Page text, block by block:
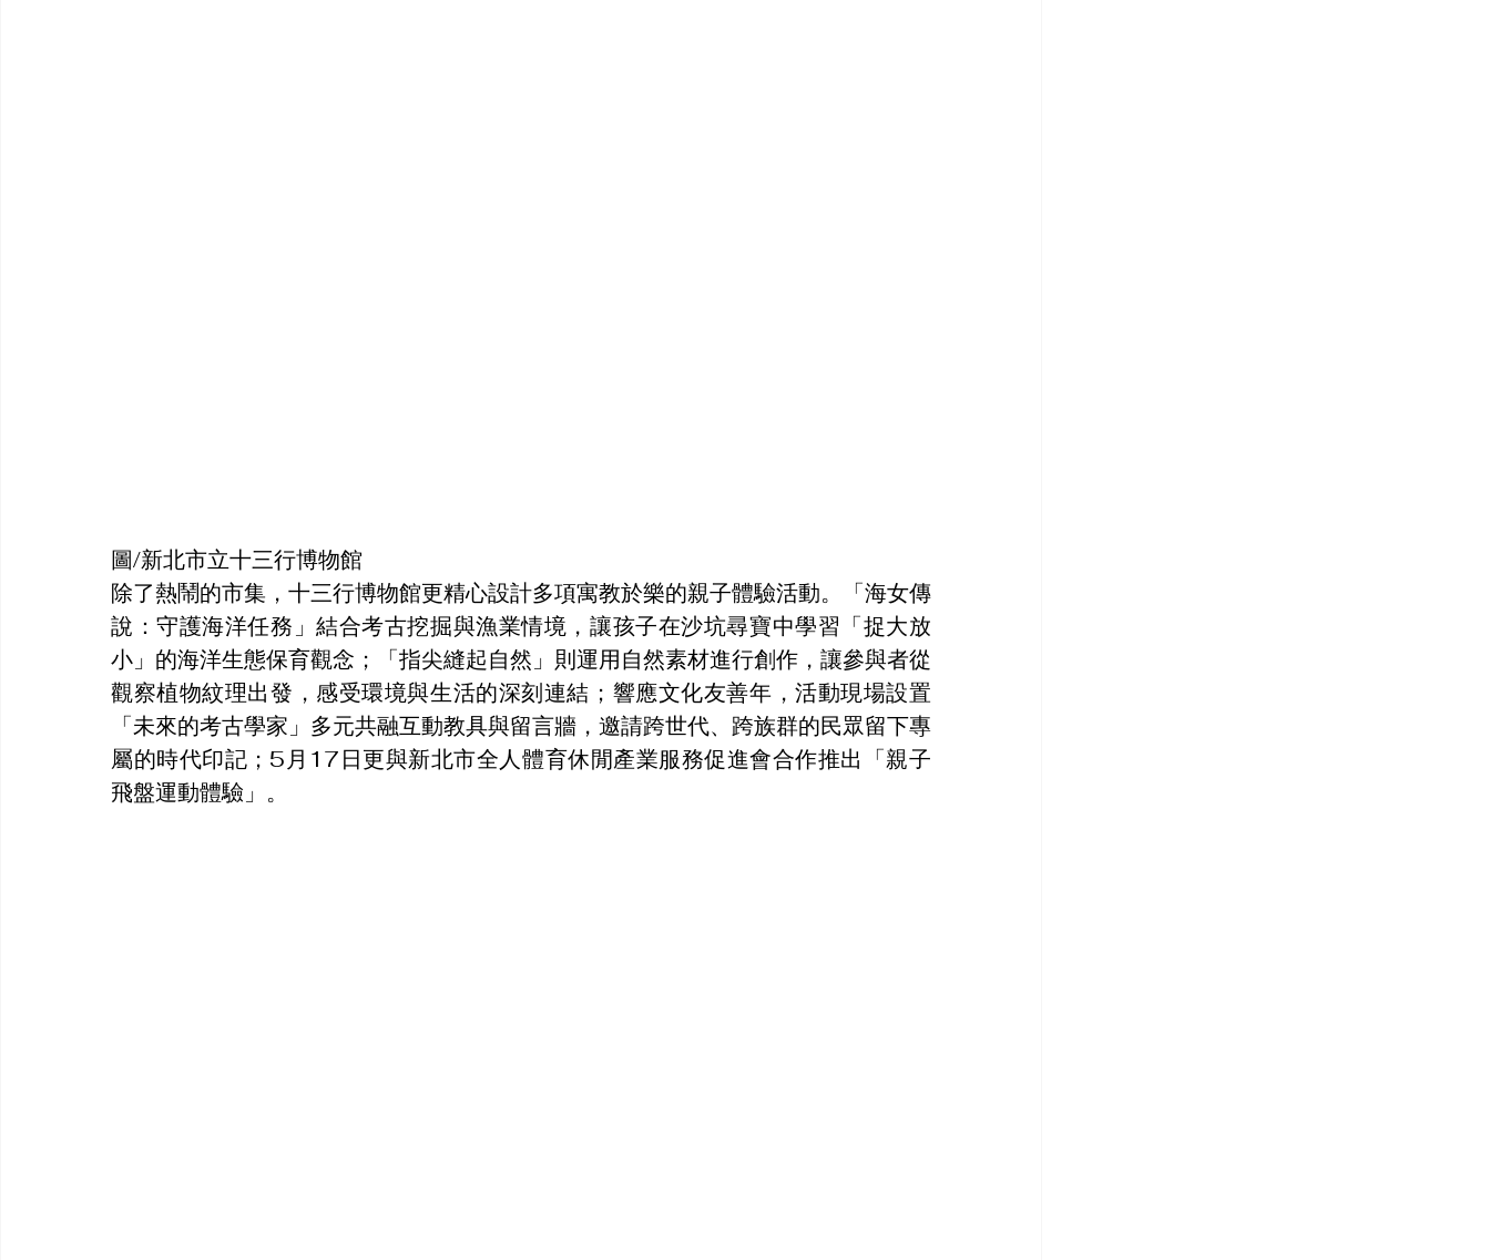
圖/新北市立十三行博物館
除了熱鬧的市集，十三行博物館更精心設計多項寓教於樂的親子體驗活動。「海女傳
說：守護海洋任務」結合考古挖掘與漁業情境，讓孩子在沙坑尋寶中學習「捉大放
小」的海洋生態保育觀念；「指尖縫起自然」則運用自然素材進行創作，讓參與者從
觀察植物紋理出發，感受環境與生活的深刻連結；響應文化友善年，活動現場設置
「未來的考古學家」多元共融互動教具與留言牆，邀請跨世代、跨族群的民眾留下專
屬的時代印記；5月17日更與新北市全人體育休閒產業服務促進會合作推出「親子
飛盤運動體驗」。